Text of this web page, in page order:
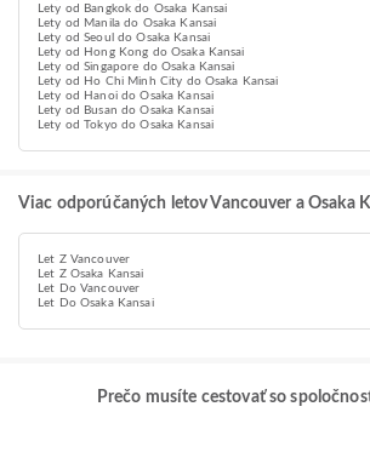
Lety od Bangkok do Osaka Kansai
Lety od Manila do Osaka Kansai
Lety od Seoul do Osaka Kansai
Lety od Hong Kong do Osaka Kansai
Lety od Singapore do Osaka Kansai
Lety od Ho Chi Minh City do Osaka Kansai
Lety od Hanoi do Osaka Kansai
Lety od Busan do Osaka Kansai
Lety od Tokyo do Osaka Kansai
Viac odporúčaných letov Vancouver a Osaka
Let Z Vancouver
Let Z Osaka Kansai
Let Do Vancouver
Let Do Osaka Kansai
Prečo musíte cestovať so